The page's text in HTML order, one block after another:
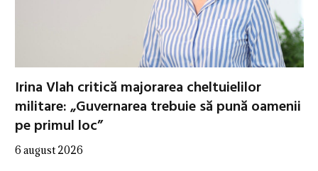
Irina Vlah critică majorarea cheltuielilor
militare: „Guvernarea trebuie să pună oamenii
pe primul loc”
6 august 2026